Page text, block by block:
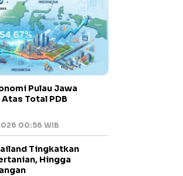
Pulau Jawa
Total PDB
00:56 WIB
Tingkatkan
Hingga